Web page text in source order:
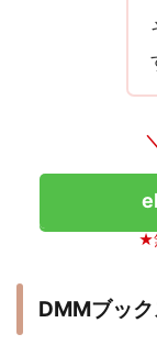
★
DMMブック